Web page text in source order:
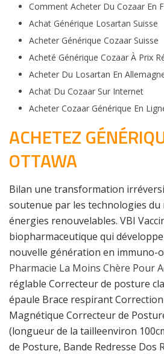
Comment Acheter Du Cozaar En
Achat Générique Losartan Suisse
Acheter Générique Cozaar Suisse
Acheté Générique Cozaar À Prix
Acheter Du Losartan En
Achat Du Cozaar Sur Internet
Acheter Cozaar Générique En
ACHETEZ
OTTAWA
Bilan une transformation
soutenue par les technologies du
énergies renouvelables. VBI
biopharmaceutique qui développe
nouvelle génération en immuno-
Pharmacie La Moins Chère Pour
réglable Correcteur de posture
épaule Brace respirant
Magnétique Correcteur de
(longueur de la tailleenviron
de Posture, Bande Redresse Dos